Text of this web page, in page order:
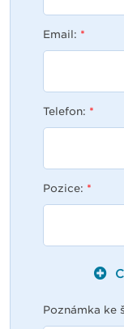
Email: *
Telefon: *
Pozice: *
Poznámka ke